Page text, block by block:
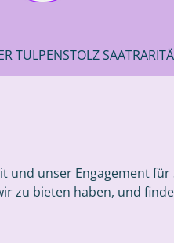
TULPENSTOLZ
und unser Engagement
zu bieten haben, und